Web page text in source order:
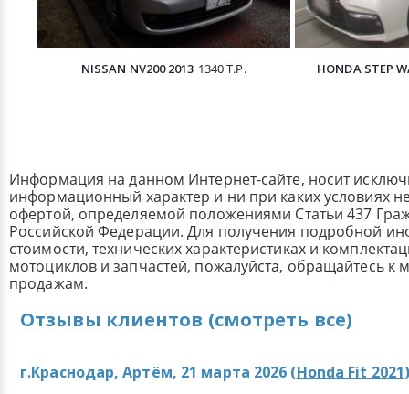
NISSAN NV200 2013 1340 Т.Р. HONDA STEP
Информация на данном Интернет-сайте, носит
информационный характер и ни при каких условиях
офертой, определяемой положениями Статьи 437
Российской Федерации. Для получения подробной
стоимости, технических характеристиках и
мотоциклов и запчастей, пожалуйста, обращайтесь к
продажам.
Отзывы клиентов (смотреть все)
г.Краснодар, Артём, 21 марта 2026 (Honda Fit 2021